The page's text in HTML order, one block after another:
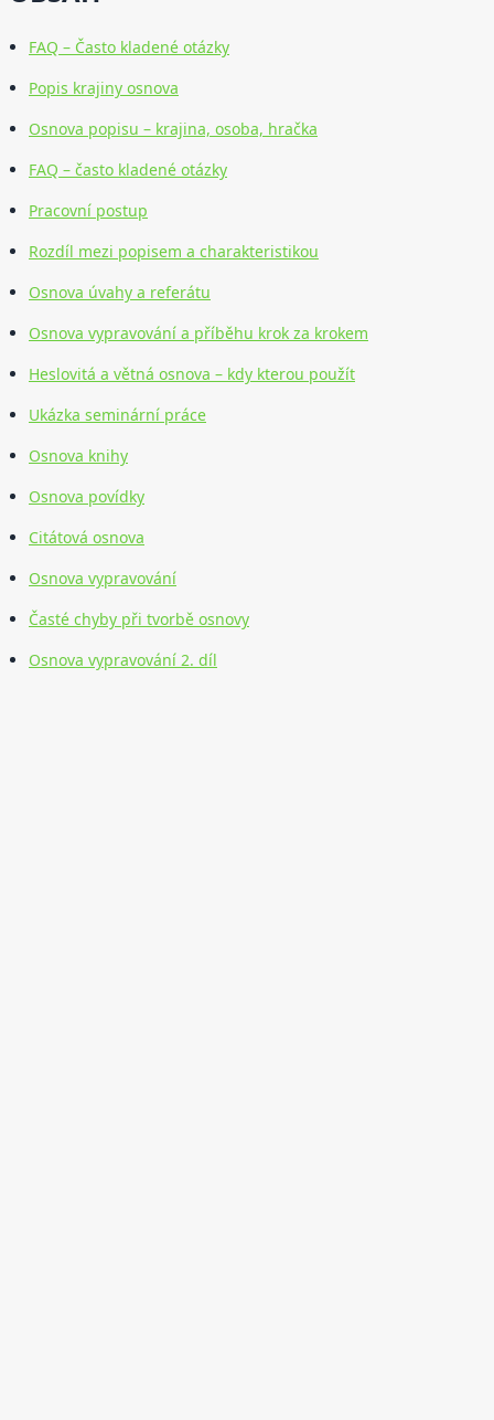
FAQ – Často kladené otázky
Popis krajiny osnova
Osnova popisu – krajina, osoba, hračka
FAQ – často kladené otázky
Pracovní postup
Rozdíl mezi popisem a charakteristikou
Osnova úvahy a referátu
Osnova vypravování a příběhu krok za krokem
Heslovitá a větná osnova – kdy kterou použít
Ukázka seminární práce
Osnova knihy
Osnova povídky
Citátová osnova
Osnova vypravování
Časté chyby při tvorbě osnovy
Osnova vypravování 2. díl